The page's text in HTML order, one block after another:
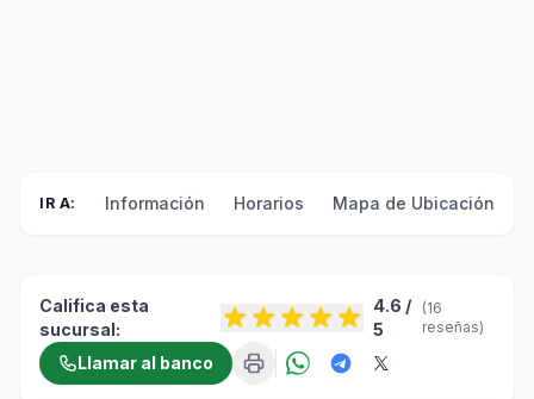
IR A: Información Horarios Mapa de Ubicación
Califica esta
sucursal:
4.6 /
5
(16
reseñas)
Llamar al banco